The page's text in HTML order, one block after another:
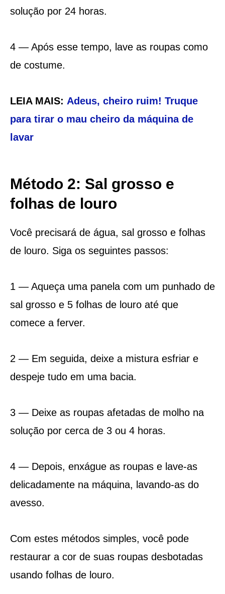
solução por 24 horas.
4 — Após esse tempo, lave as roupas como
de costume.
LEIA MAIS: Adeus, cheiro ruim! Truque
para tirar o mau cheiro da máquina de
lavar
Método 2: Sal grosso e
folhas de louro
Você precisará de água, sal grosso e folhas
de louro. Siga os seguintes passos:
1 — Aqueça uma panela com um punhado de
sal grosso e 5 folhas de louro até que
comece a ferver.
2 — Em seguida, deixe a mistura esfriar e
despeje tudo em uma bacia.
3 — Deixe as roupas afetadas de molho na
solução por cerca de 3 ou 4 horas.
4 — Depois, enxágue as roupas e lave-as
delicadamente na máquina, lavando-as do
avesso.
Com estes métodos simples, você pode
restaurar a cor de suas roupas desbotadas
usando folhas de louro.